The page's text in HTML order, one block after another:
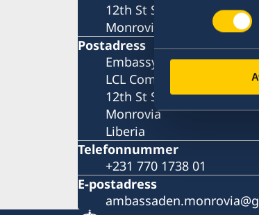
12th St Sinkor, Oceanfront
Monrovia
Postadress
Embassy of Sweden
LCL Compound
12th St Sinkor, Oceanfront
Monrovia
Liberia
Telefonnummer
+231 770 1738 01
E-postadress